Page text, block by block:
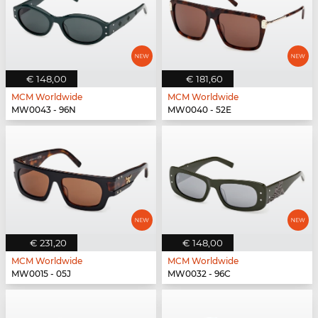
€ 148,00
MCM Worldwide
MW0043 - 96N
€ 181,60
MCM Worldwide
MW0040 - 52E
€ 231,20
MCM Worldwide
MW0015 - 05J
€ 148,00
MCM Worldwide
MW0032 - 96C